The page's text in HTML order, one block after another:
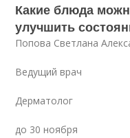
Какие блюда
улучшить
Попова Светлана
Ведущий врач
Дерматолог
до 30 ноября